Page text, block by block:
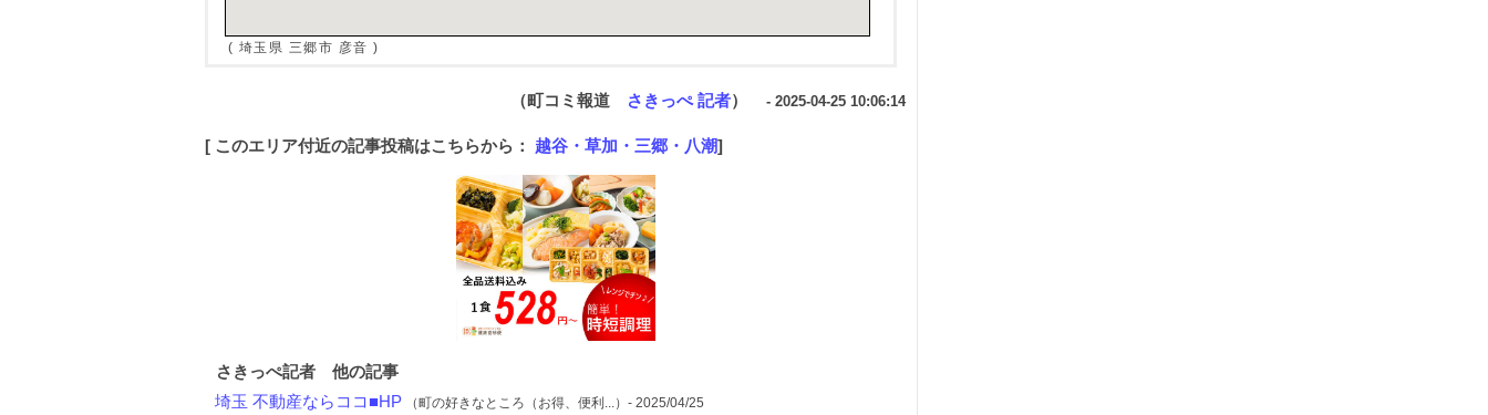
( 埼玉県 三郷市 彦音 )
（町コミ報道 さきっぺ 記者） - 2025-04-25 10:06:14
[ このエリア付近の記事投稿はこちらから： 越谷・草加・三郷・八潮]
さきっぺ記者 他の記事
埼玉 不動産ならココ■HP （町の好きなところ（お得、便利...）- 2025/04/25